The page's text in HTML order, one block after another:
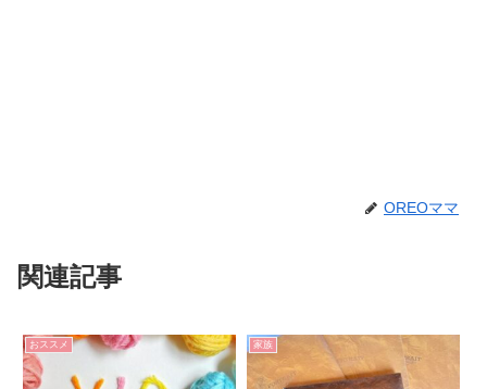
OREOママ
関連記事
おススメ 家族